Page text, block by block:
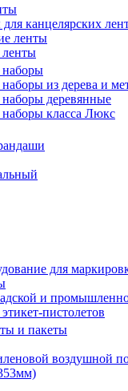
канцелярских
ленты
наборы
из дерева и
деревянные
класса Люкс
для
и
пистолетов
и пакеты
воздушной